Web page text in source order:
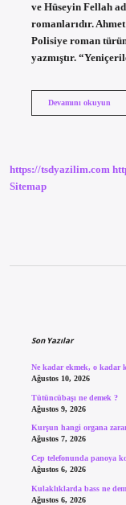
ve Hüseyin Fellah
romanlarıdır.
Polisiye roman
yazmıştır.
Devamını okuyun
https://tsdyazilim.com
Sitemap
Son Yazılar
Ne kadar ekmek, o kadar
Ağustos 10, 2026
Tütüncübaşı ne demek ?
Ağustos 9, 2026
Kurşun hangi organa
Ağustos 7, 2026
Cep telefonunda panoya
Ağustos 6, 2026
Kulaklıklarda bass ne
Ağustos 6, 2026